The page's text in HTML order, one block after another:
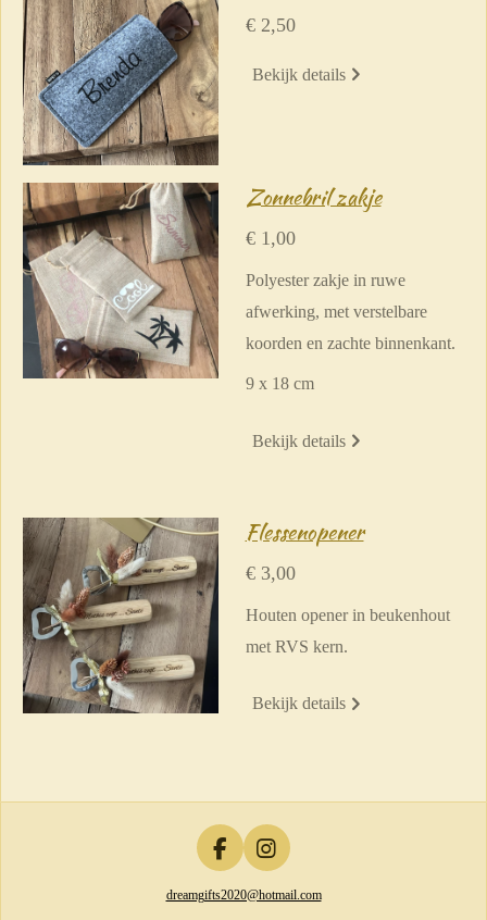
€ 2,50
Bekijk details
Zonnebril zakje
€ 1,00
Polyester zakje in ruwe
afwerking, met verstelbare
koorden en zachte binnenkant.
9 x 18 cm
Bekijk details
Flessenopener
€ 3,00
Houten opener in beukenhout
met RVS kern.
Bekijk details
F
a
c
I
n
s
dreamgifts2020@hotmail.com